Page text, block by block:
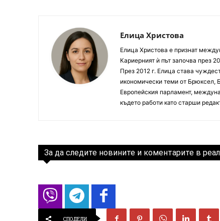
Елица Христова
Елица Христова е признат
Кариерният ѝ път започва през
През 2012 г. Елица става
икономически теми от Брюксел,
Европейския парламент,
където работи като старши
За да следите новините и коментарите в
СПОДЕЛИ